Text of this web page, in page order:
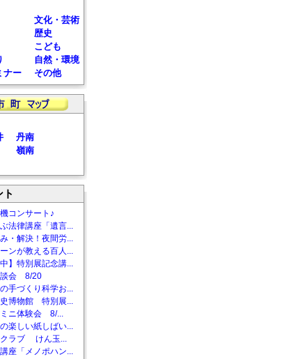
文化・芸術
歴史
こども
自然・環境
ナー
その他
丹南
嶺南
コンサート♪
法律講座「遺言...
・解決！夜間労...
ンが教える百人...
中】特別展記念講...
談会 8/20
手づくり科学お...
博物館 特別展...
ミニ体験会 8/...
楽しい紙しばい...
クラブ けん玉...
座「メノポハン...